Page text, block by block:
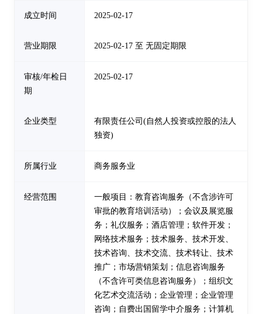
成立时间 2025-02-17
营业期限 2025-02-17 至 无固定期限
审核/年检日
期
2025-02-17
企业类型
有限责任公司(自然人投资或控股的法人
独资)
所属行业 商务服务业
经营范围
一般项目：教育咨询服务（不含涉许可
审批的教育培训活动）；会议及展览服
务；礼仪服务；酒店管理；软件开发；
网络技术服务；技术服务、技术开发、
技术咨询、技术交流、技术转让、技术
推广；市场营销策划；信息咨询服务
（不含许可类信息咨询服务）；组织文
化艺术交流活动；企业管理；企业管理
咨询；自费出国留学中介服务；计算机